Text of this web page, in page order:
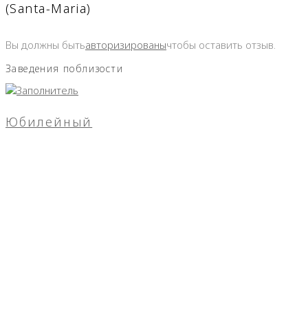
(Santa-Maria)
Вы должны бытьавторизированычтобы оставить отзыв.
Заведения поблизости
Юбилейный